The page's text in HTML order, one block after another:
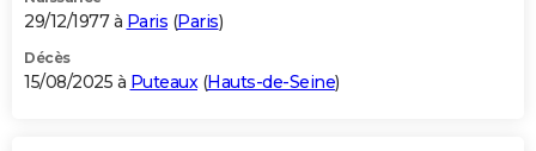
29/12/1977 à Paris (Paris)
Décès
15/08/2025 à Puteaux(Hauts-de-Seine)